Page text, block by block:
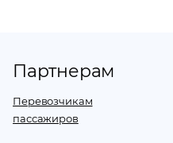
Партнерам
Перевозчикам
пассажиров